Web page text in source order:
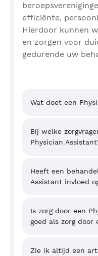
efficiënte,
Hierdoor kunnen
en zorgen voor
gedurende uw
Wat doet een
Bij welke
Physician
Heeft een
Assistant invloed
Is zorg door een
goed als zorg door
Zie ik altijd een